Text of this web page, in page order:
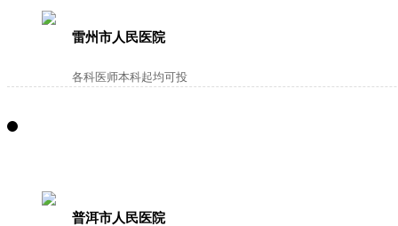
雷州市人民医院
各科医师本科起均可投
普洱市人民医院